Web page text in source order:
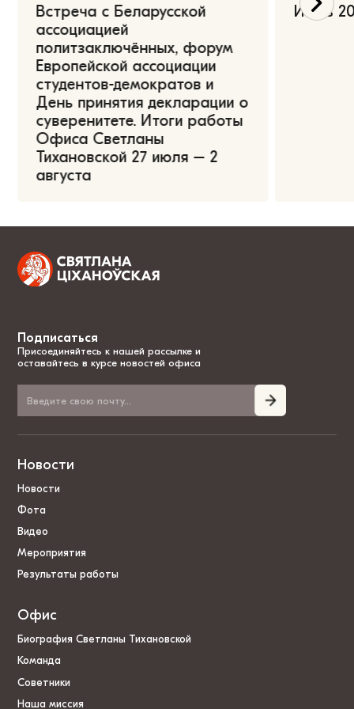
Встреча с Беларусской
ассоциацией
политзаключённых, форум
Европейской ассоциации
студентов-демократов и
День принятия декларации о
суверенитете. Итоги работы
Офиса Светланы
Тихановской 27 июля – 2
августа
Июль
Подписаться
Присоединяйтесь к нашей рассылке и
оставайтесь в курсе новостей офиса
Новости
Новости
Фота
Видео
Мероприятия
Результаты работы
Офис
Биография Светланы Тихановской
Команда
Советники
Наша миссия